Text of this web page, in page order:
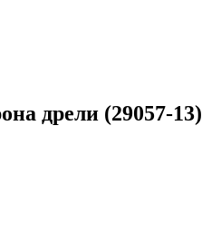
дрели (29057-13)